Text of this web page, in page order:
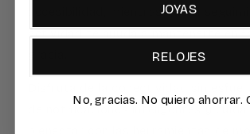
accesibilidad, mientras que el
actividad te ayuda a mantenerte en
de notificaciones inteligentes y cuida
JOYAS
RELOJES
No, gracias. No quiero ahorrar.